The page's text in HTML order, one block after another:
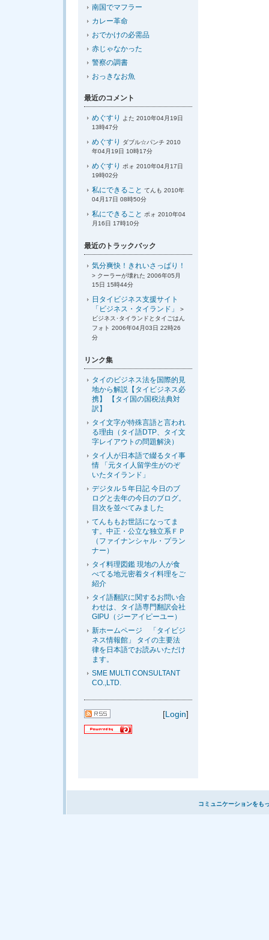
南国でマフラー
カレー革命
おでかけの必需品
赤じゃなかった
警察の調書
おっきなお魚
最近のコメント
めぐすり よた 2010年04月19日
13時47分
めぐすり
ダブル☆パンチ 2010
年04月19日 10時17分
めぐすり
ポォ 2010年04月17日
19時02分
私にできること てんも 2010年
04月17日 08時50分
私にできること ポォ 2010年04
月16日 17時10分
最近のトラックバック
気分爽快！きれいさっぱり！
> クーラーが壊れた 2006年05月
15日 15時44分
日タイビジネス支援サイト
「ビジネス・タイランド」
>
ビジネス･タイランドとタイごはん
フォト 2006年04月03日 22時26
分
リンク集
タイのビジネス法を国際的見
地から解説【タイビジネス必
携】 【タイ国の国税法典対
訳】
タイ文字が特殊言語と言われ
る理由（タイ語DTP、タイ文
字レイアウトの問題解決）
タイ人が日本語で綴るタイ事
情 「元タイ人留学生がのぞ
いたタイランド」
デジタル５年日記 今日のブ
ログと去年の今日のブログ。
目次を並べてみました
てんももお世話になってま
す。中正・公立な独立系ＦＰ
（ファイナンシャル・プラン
ナー）
タイ料理図鑑 現地の人が食
べてる地元密着タイ料理をご
紹介
タイ語翻訳に関するお問い合
わせは、タイ語専門翻訳会社
GIPU（ジーアイピーユー）
新ホームページ 「タイビジ
ネス情報館」 タイの主要法
律を日本語でお読みいただけ
ます。
SME MULTI CONSULTANT
CO.,LTD.
[Login]
コミュニケーションをも